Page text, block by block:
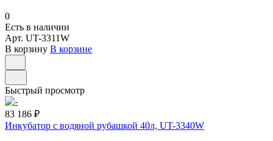
0
Есть в наличии
Арт. UT-3311W
В корзину В корзине
Быстрый просмотр
83 186 ₽
Инкубатор с водяной рубашкой 40л, UT-3340W